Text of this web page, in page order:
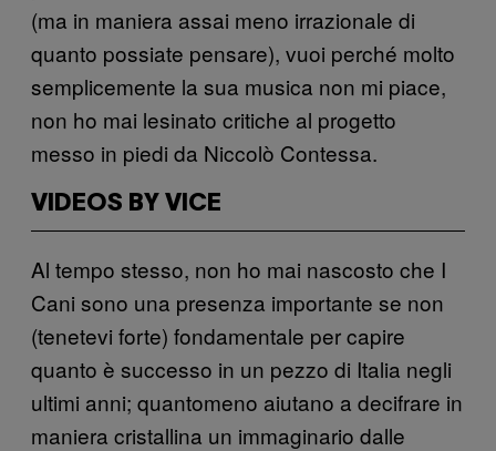
(ma in maniera assai meno irrazionale di
quanto possiate pensare), vuoi perché molto
semplicemente la sua musica non mi piace,
non ho mai lesinato critiche al progetto
messo in piedi da Niccolò Contessa.
VIDEOS BY VICE
Al tempo stesso, non ho mai nascosto che I
Cani sono una presenza importante se non
(tenetevi forte) fondamentale per capire
quanto è successo in un pezzo di Italia negli
ultimi anni; quantomeno aiutano a decifrare in
maniera cristallina un immaginario dalle